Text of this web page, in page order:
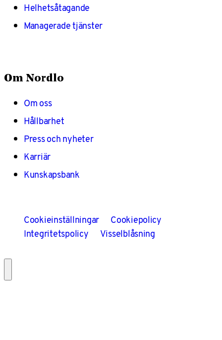
Helhetsåtagande
Managerade tjänster
Om Nordlo
Om oss
Hållbarhet
Press och nyheter
Karriär
Kunskapsbank
Cookieinställningar
Cookiepolicy
Integritetspolicy
Visselblåsning